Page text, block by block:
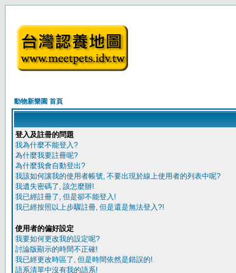
動物新樂園 首頁
登入及註冊的問題
我為什麼不能登入?
為什麼我要註冊呢?
為什麼我會自動登出?
我該如何讓我的使用者帳號, 不要出現於線上使用者的列表中呢?
我遺失密碼了, 該怎麼辦!
我已經註冊了, 但是卻不能登入!
我已經按照以上步驟註冊, 但是還是無法登入?!
使用者的偏好設定
我要如何更改我的設定呢?
討論版顯示的時間不正確!
我已經更改時區了, 但是時間依然是錯誤的!
語系清單中沒有我的語系!